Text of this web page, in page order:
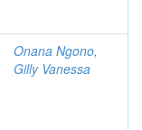
Onana Ngono,
Gilly Vanessa